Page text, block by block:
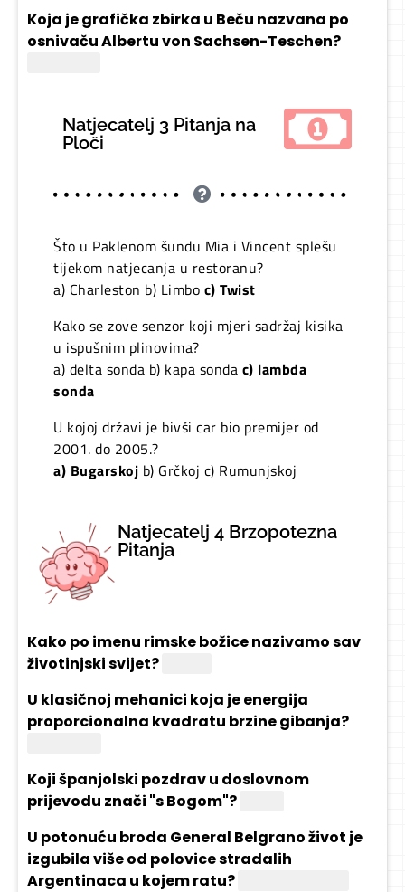
Koja je grafička zbirka u Beču nazvana po
osnivaču Albertu von Sachsen-Teschen?
Natjecatelj 3 Pitanja na
Ploči
Što u Paklenom šundu Mia i Vincent splešu
tijekom natjecanja u restoranu?
a) Charleston b) Limbo c) Twist
Kako se zove senzor koji mjeri sadržaj kisika
u ispušnim plinovima?
a) delta sonda b) kapa sonda c) lambda
sonda
U kojoj državi je bivši car bio premijer od
2001. do 2005.?
a) Bugarskoj b) Grčkoj c) Rumunjskoj
Natjecatelj 4 Brzopotezna
Pitanja
Kako po imenu rimske božice nazivamo sav
životinjski svijet?
U klasičnoj mehanici koja je energija
proporcionalna kvadratu brzine gibanja?
Koji španjolski pozdrav u doslovnom
prijevodu znači "s Bogom"?
U potonuću broda General Belgrano život je
izgubila više od polovice stradalih
Argentinaca u kojem ratu?